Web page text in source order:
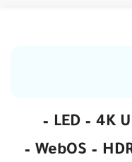
شاشة LG ‏75 بوصة LED – 4K UHD –
معالج α5 AI – نظام WebOS – HDR10 –